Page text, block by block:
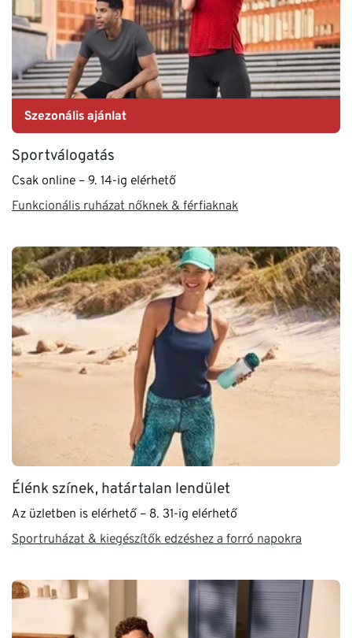
Szezonális ajánlat
Sportválogatás
Csak online – 9. 14-ig elérhető
Funkcionális ruházat nőknek & férfiaknak
Élénk színek, határtalan lendület
Az üzletben is elérhető – 8. 31-ig elérhető
Sportruházat & kiegészítők edzéshez a forró napokra